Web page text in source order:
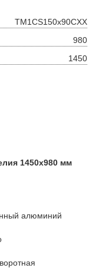
TM1CS150х90CXX
980
1450
1450х980 мм
алюминий